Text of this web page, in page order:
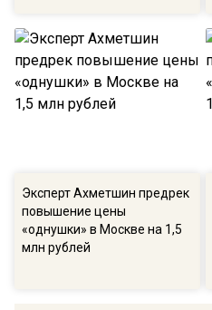
Эксперт Ахметшин предрек
повышение цены
«однушки» в Москве на 1,5
млн рублей